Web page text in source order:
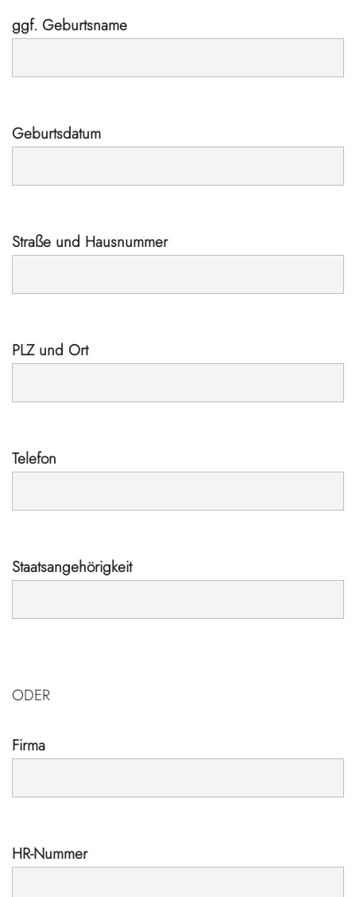
ggf. Geburtsname
Geburtsdatum
Straße und Hausnummer
PLZ und Ort
Telefon
Staatsangehörigkeit
ODER
Firma
HR-Nummer